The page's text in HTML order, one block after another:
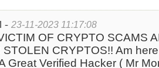
- 23-11-2023 11:17:08
OF CRYPTO SCAMS
STOLEN CRYPTOS!! Am
Great Verified Hacker ( Mr